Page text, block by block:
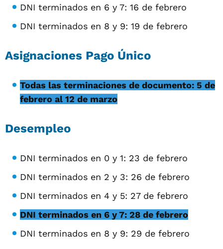
DNI terminados en 6 y 7: 16 de febrero
DNI terminados en 8 y 9: 19 de febrero
Asignaciones Pago Único
Todas las terminaciones de documento: 5 de
febrero al 12 de marzo
Desempleo
DNI terminados en 0 y 1: 23 de febrero
DNI terminados en 2 y 3: 26 de febrero
DNI terminados en 4 y 5: 27 de febrero
DNI terminados en 6 y 7: 28 de febrero
DNI terminados en 8 y 9: 29 de febrero